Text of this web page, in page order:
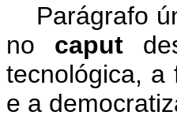
Parágrafo
no caput
tecnológica, a
e a